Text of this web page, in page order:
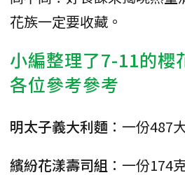
花族一定要收藏。
小編整理了7-11的櫻
各位參考參考
明太子義大利麵 ：一份487
繽紛花漾壽司組 ：一份174